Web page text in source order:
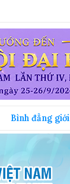
Bình đẳng giới